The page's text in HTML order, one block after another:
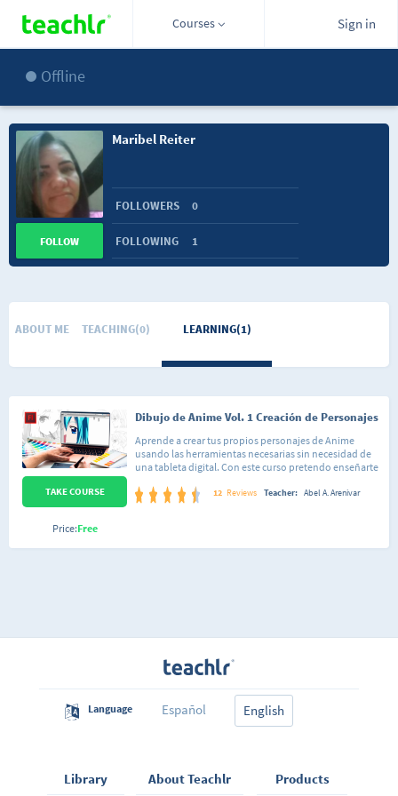
Courses Sign in
Offline
Maribel Reiter
FOLLOWERS 0
FOLLOWING 1
FOLLOW
ABOUT ME TEACHING(0) LEARNING(1)
Dibujo de Anime Vol. 1 Creación de Personajes
Aprende a crear tus propios personajes de Anime
usando las herramientas necesarias sin necesidad de
una tableta digital. Con este curso pretendo enseñarte
0, no importa si no tienes conocimientos previos de
adobe flash o de dibujo, aquí te enseñare las 2 cosas.
hacer: Ojos para adulto, niño, adulto mujer, niña, bota,
12 Reviews Teacher: Abel A. Arenivar
TAKE COURSE
Price:Free
Language Español English
Library About Teachlr Products